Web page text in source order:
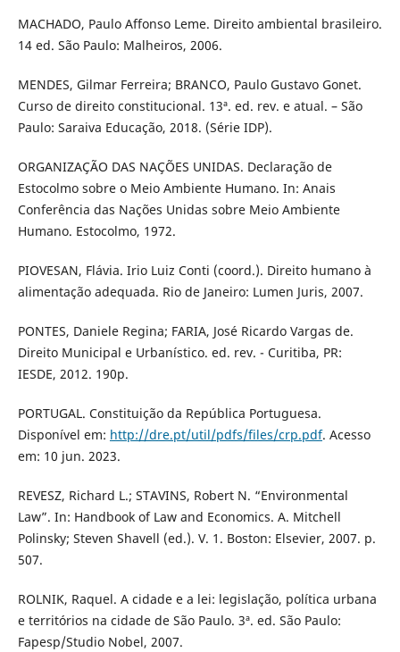
MACHADO, Paulo Affonso Leme. Direito ambiental brasileiro.
14 ed. São Paulo: Malheiros, 2006.
MENDES, Gilmar Ferreira; BRANCO, Paulo Gustavo Gonet.
Curso de direito constitucional. 13ª. ed. rev. e atual. – São
Paulo: Saraiva Educação, 2018. (Série IDP).
ORGANIZAÇÃO DAS NAÇÕES UNIDAS. Declaração de
Estocolmo sobre o Meio Ambiente Humano. In: Anais
Conferência das Nações Unidas sobre Meio Ambiente
Humano. Estocolmo, 1972.
PIOVESAN, Flávia. Irio Luiz Conti (coord.). Direito humano à
alimentação adequada. Rio de Janeiro: Lumen Juris, 2007.
PONTES, Daniele Regina; FARIA, José Ricardo Vargas de.
Direito Municipal e Urbanístico. ed. rev. - Curitiba, PR:
IESDE, 2012. 190p.
PORTUGAL. Constituição da República Portuguesa.
Disponível em: http://dre.pt/util/pdfs/files/crp.pdf. Acesso
em: 10 jun. 2023.
REVESZ, Richard L.; STAVINS, Robert N. “Environmental
Law”. In: Handbook of Law and Economics. A. Mitchell
Polinsky; Steven Shavell (ed.). V. 1. Boston: Elsevier, 2007. p.
507.
ROLNIK, Raquel. A cidade e a lei: legislação, política urbana
e territórios na cidade de São Paulo. 3ª. ed. São Paulo:
Fapesp/Studio Nobel, 2007.